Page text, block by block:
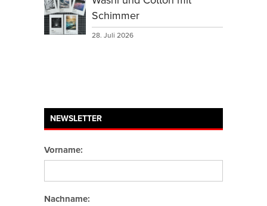
Schimmer
28. Juli 2026
NEWSLETTER
Vorname:
Nachname: